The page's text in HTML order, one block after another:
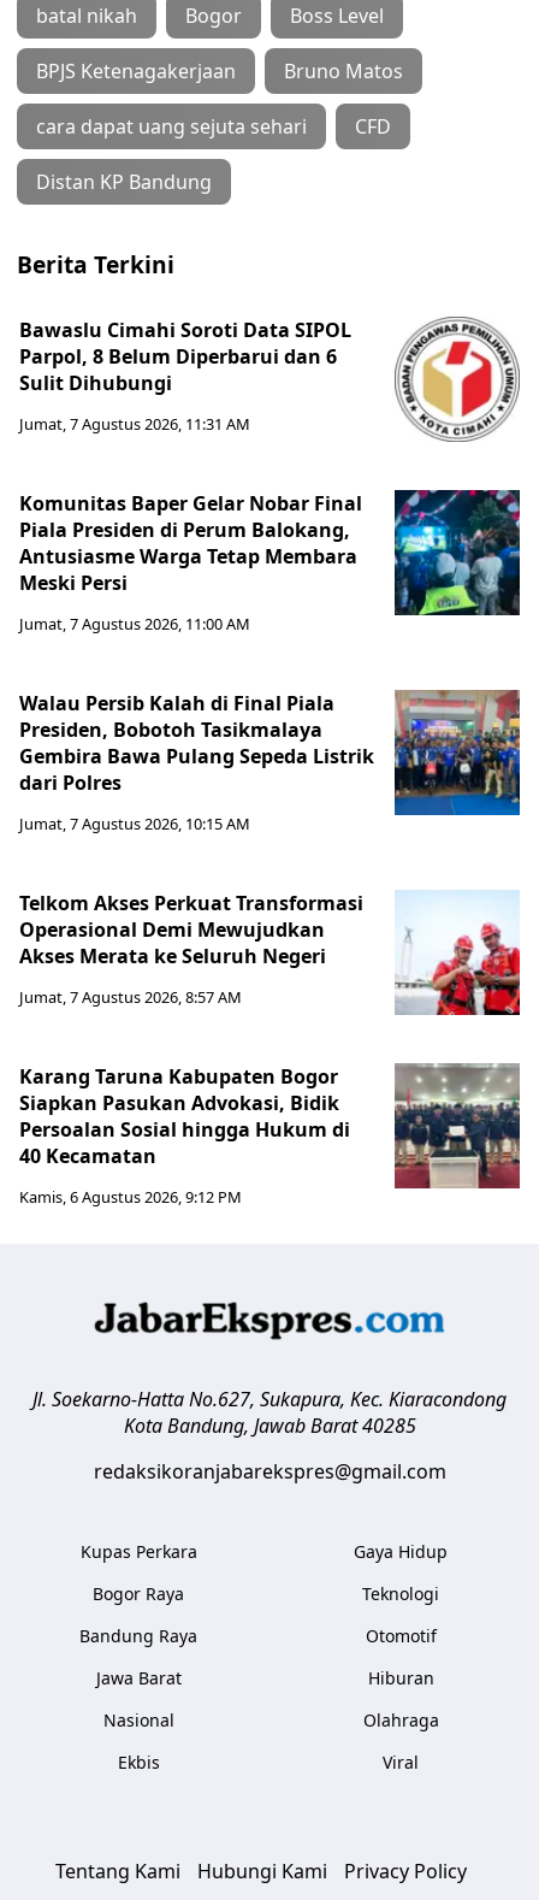
batal nikah Bogor Boss Level
BPJS Ketenagakerjaan Bruno Matos
cara dapat uang sejuta sehari CFD
Distan KP Bandung
Berita Terkini
Bawaslu Cimahi Soroti Data SIPOL
Parpol, 8 Belum Diperbarui dan 6
Sulit Dihubungi
Jumat, 7 Agustus 2026, 11:31 AM
Komunitas Baper Gelar Nobar Final
Piala Presiden di Perum Balokang,
Antusiasme Warga Tetap Membara
Meski Persi
Jumat, 7 Agustus 2026, 11:00 AM
Walau Persib Kalah di Final Piala
Presiden, Bobotoh Tasikmalaya
Gembira Bawa Pulang Sepeda Listrik
dari Polres
Jumat, 7 Agustus 2026, 10:15 AM
Telkom Akses Perkuat Transformasi
Operasional Demi Mewujudkan
Akses Merata ke Seluruh Negeri
Jumat, 7 Agustus 2026, 8:57 AM
Karang Taruna Kabupaten Bogor
Siapkan Pasukan Advokasi, Bidik
Persoalan Sosial hingga Hukum di
40 Kecamatan
Kamis, 6 Agustus 2026, 9:12 PM
Jl. Soekarno-Hatta No.627, Sukapura, Kec. Kiaracondong
Kota Bandung, Jawab Barat 40285
redaksikoranjabarekspres@gmail.com
Kupas Perkara
Bogor Raya
Bandung Raya
Jawa Barat
Nasional
Ekbis
Gaya Hidup
Teknologi
Otomotif
Hiburan
Olahraga
Viral
Tentang Kami Hubungi Kami Privacy Policy